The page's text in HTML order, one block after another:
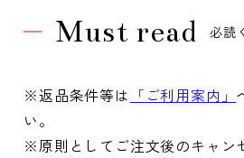
Must read 必読
※返品条件等は 「ご利用案内」
い。
※原則としてご注文後のキャン